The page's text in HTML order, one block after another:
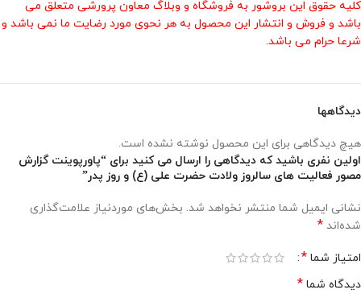
کلیه حقوق این بروشور به فروشگاه و وبلاگ معاون پرورشی متعلق می
باشد و فروش و انتشار این محصول به هر نحوی مورد رضایت ما نمی باشد و
شرعا حرام می باشد.
دیدگاهها
هیچ دیدگاهی برای این محصول نوشته نشده است.
اولین نفری باشید که دیدگاهی را ارسال می کنید برای “پاورپوینت گزارش
مصور فعالیت های سالروز ولادت حضرت علی (ع) و روز پدر”
نشانی ایمیل شما منتشر نخواهد شد. بخش‌های موردنیاز علامت‌گذاری
شده‌اند *
امتیاز شما *
دیدگاه شما *